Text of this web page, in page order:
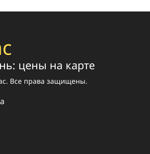
цены на карте
Все права защищены.